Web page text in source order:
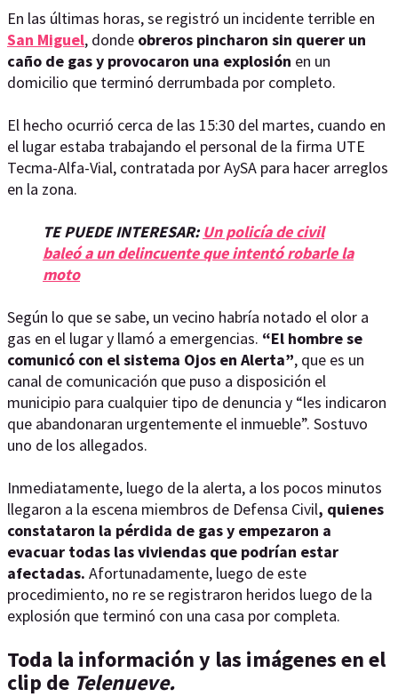
En las últimas horas, se registró un incidente terrible en
San Miguel, donde obreros pincharon sin querer un
caño de gas y provocaron una explosión en un
domicilio que terminó derrumbada por completo.
El hecho ocurrió cerca de las 15:30 del martes, cuando en
el lugar estaba trabajando el personal de la firma UTE
Tecma-Alfa-Vial, contratada por AySA para hacer arreglos
en la zona.
TE PUEDE INTERESAR:Un policía de civil
baleó a un delincuente que intentó robarle la
moto
Según lo que se sabe, un vecino habría notado el olor a
gas en el lugar y llamó a emergencias. “El hombre se
comunicó con el sistema Ojos en Alerta”, que es un
canal de comunicación que puso a disposición el
municipio para cualquier tipo de denuncia y “les indicaron
que abandonaran urgentemente el inmueble”. Sostuvo
uno de los allegados.
Inmediatamente, luego de la alerta, a los pocos minutos
llegaron a la escena miembros de Defensa Civil, quienes
constataron la pérdida de gas y empezaron a
evacuar todas las viviendas que podrían estar
afectadas. Afortunadamente, luego de este
procedimiento, no re se registraron heridos luego de la
explosión que terminó con una casa por completa.
Toda la información y las imágenes en el
clip de Telenueve.